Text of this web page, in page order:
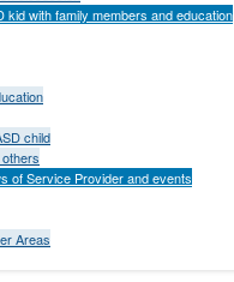
with family members and education
child
Service Provider and events
Areas